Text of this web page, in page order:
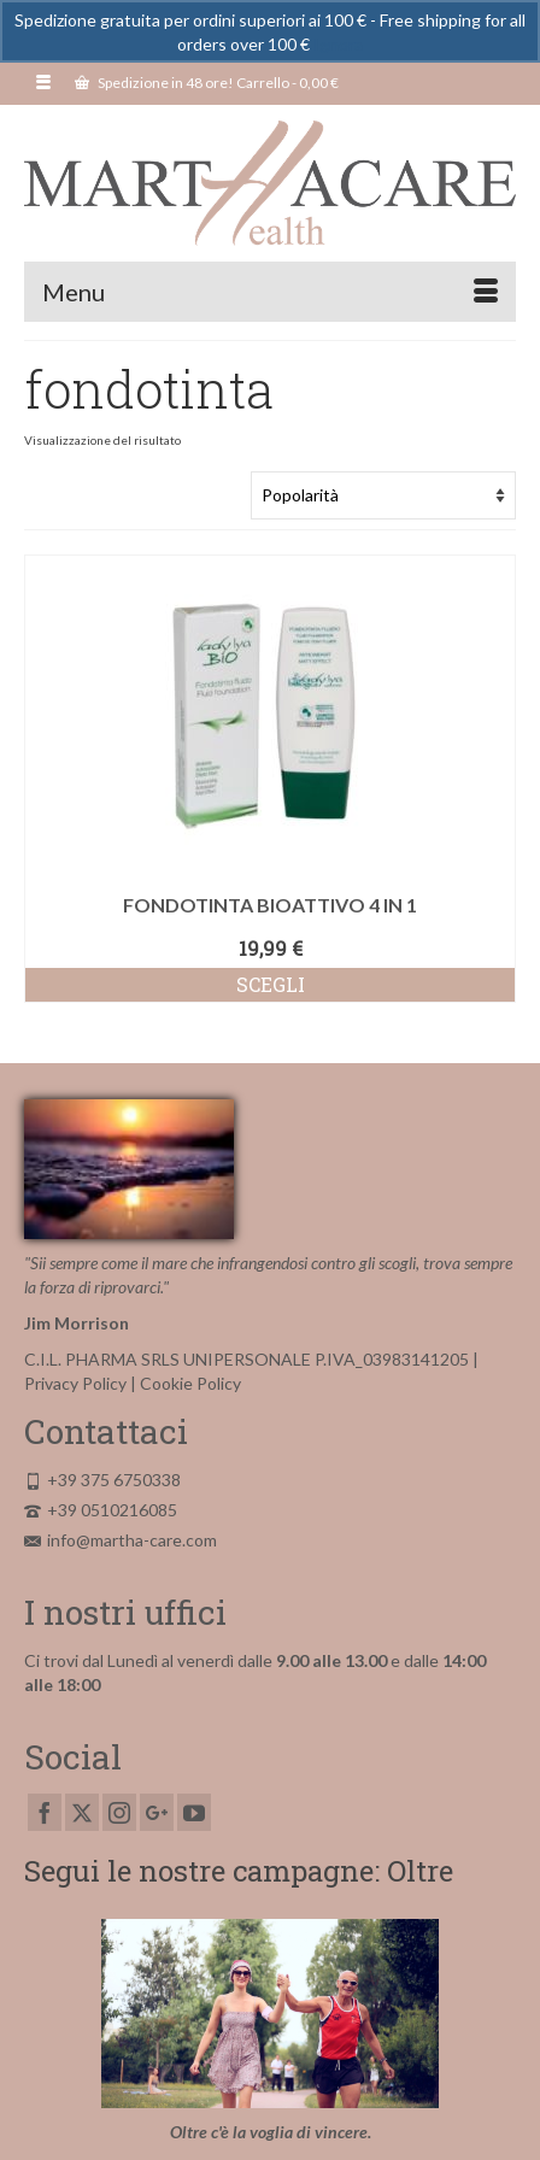
Spedizione in 48 ore! Carrello- 0,00€
Menu
fondotinta
Visualizzazione del risultato
FONDOTINTA BIOATTIVO 4 IN 1
19,99 €
SCEGLI
ha
nella
"Sii sempre come il mare che infrangendosi contro gli scogli, trova sempre
la forza di riprovarci."
Jim Morrison
C.I.L. PHARMA SRLS UNIPERSONALE P.IVA_03983141205 |
Privacy Policy | Cookie Policy
Contattaci
+39 375 6750338
+39 0510216085
info@martha-care.com
I nostri uffici
Ci trovi dal Lunedì al venerdì dalle 9.00 alle 13.00e dalle 14:00
alle 18:00
Social
Segui le nostre campagne: Oltre
Oltre c'è la voglia di vincere.
Spedizione gratuita per ordini superiori ai 100 € - Free shipping for all
orders over 100 €